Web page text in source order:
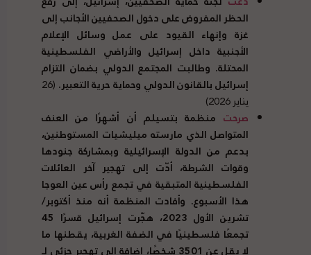
الحظر المفروض على دخول الصحفيين الأجانب إلى
غزة وإنهاء القيود على عمل وسائل الإعلام
الأجنبية داخل إسرائيل والأراضي الفلسطينية
المحتلة. وطالبت المجتمع الدولي بضمان التزام
إسرائيل بالقانون الدولي وحماية حرية التعبير. (26
يناير 2026)
صرحت منظمة بتسيلم أن أشهرًا من العنف
المتواصل الذي مارسته ميليشيات المستوطنين،
بدعم من الدولة الإسرائيلية وبمشاركة جنودها
وقوات الشرطة، أدّت إلى تهجير آخر العائلات
الفلسطينية المتبقية في تجمع رأس عين العوجا
هذا الأسبوع. وأفادت المنظمة أنه منذ أكتوبر/
تشرين الأول 2023، هجّرت إسرائيل قسرًا 45
تجمعًا فلسطينيًا في الضفة الغربية، يقطنها ما
لا يقل عن 3501 شخصًا، إضافة إلى تهجير جزئي لـ